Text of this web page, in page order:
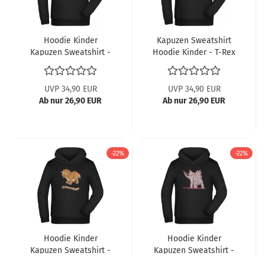
Hoodie Kinder
Kapuzen Sweatshirt -
mit Brachiosaurus
UVP 34,90 EUR
Ab nur 26,90 EUR
Kapuzen Sweatshirt
Hoodie Kinder - T-Rex
beim Schach
UVP 34,90 EUR
Ab nur 26,90 EUR
-22%
Hoodie Kinder
Kapuzen Sweatshirt -
-22%
Hoodie Kinder
Kapuzen Sweatshirt -